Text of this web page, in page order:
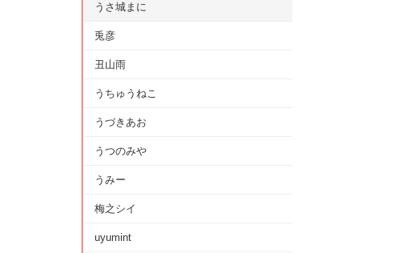
うさ城まに
兎彦
丑山雨
うちゅうねこ
うづきあお
うつのみや
うみー
梅之シイ
uyumint